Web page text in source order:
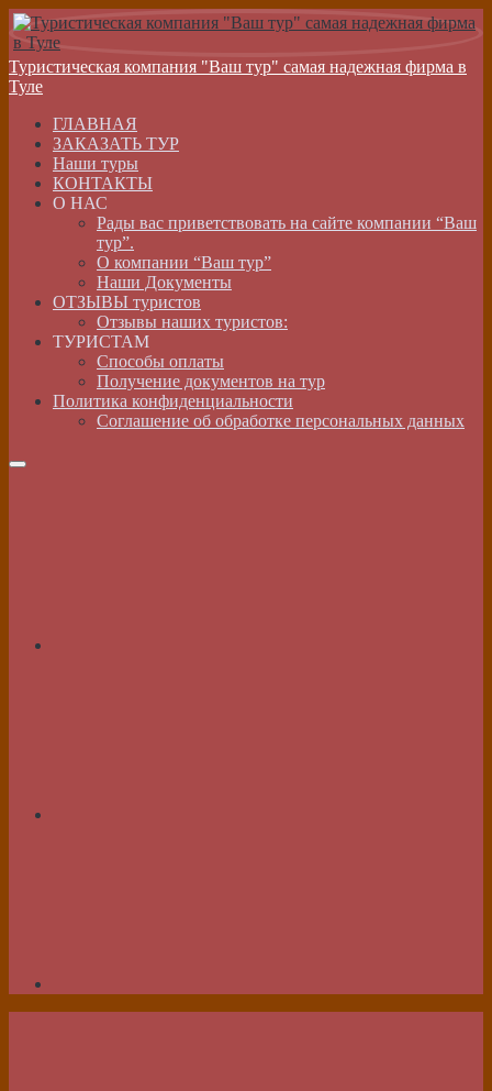
Туристическая компания "Ваш тур" самая надежная фирма в
Туле
ГЛАВНАЯ
ЗАКАЗАТЬ ТУР
Наши туры
КОНТАКТЫ
О НАС
Рады вас приветствовать на сайте компании “Ваш
тур”.
О компании “Ваш тур”
Наши Документы
ОТЗЫВЫ туристов
Отзывы наших туристов:
ТУРИСТАМ
Способы оплаты
Получение документов на тур
Политика конфиденциальности
Соглашение об обработке персональных данных